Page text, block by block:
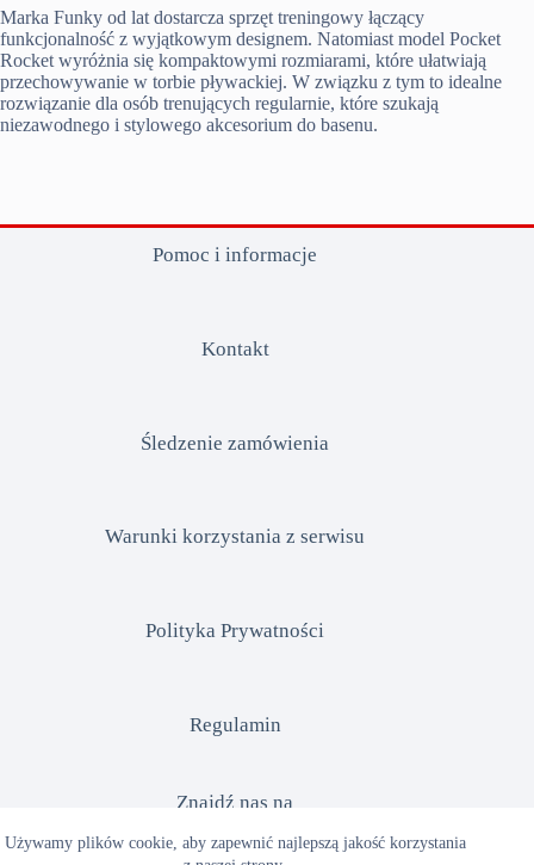
Używamy plików cookie, aby zapewnić najlepszą jakość korzystania
Marka Funky od lat dostarcza sprzęt treningowy łączący
funkcjonalność z wyjątkowym designem. Natomiast model Pocket
Rocket wyróżnia się kompaktowymi rozmiarami, które ułatwiają
przechowywanie w torbie pływackiej. W związku z tym to idealne
rozwiązanie dla osób trenujących regularnie, które szukają
niezawodnego i stylowego akcesorium do basenu.
Pomoc i informacje
Kontakt
Śledzenie zamówienia
Warunki korzystania z serwisu
Polityka Prywatności
Regulamin
Znajdź nas na